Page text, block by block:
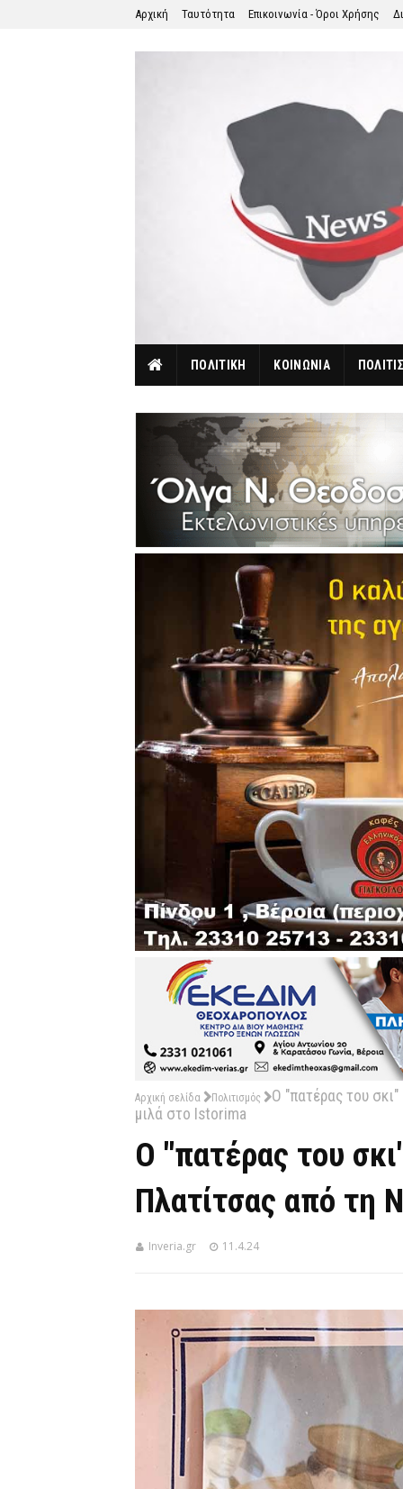
Αρχική Ταυτότητα Επικοινωνία - Όροι Χρήσης
ΠΟΛΙΤΙΚΗ ΚΟΙΝΩΝΙΑ
Αρχική σελίδα Πολιτισμός
Ο "πατέρας του
μιλά στο Istorima
Ο "πατέρας του
Πλατίτσας από τη
Inveria.gr 11.4.24